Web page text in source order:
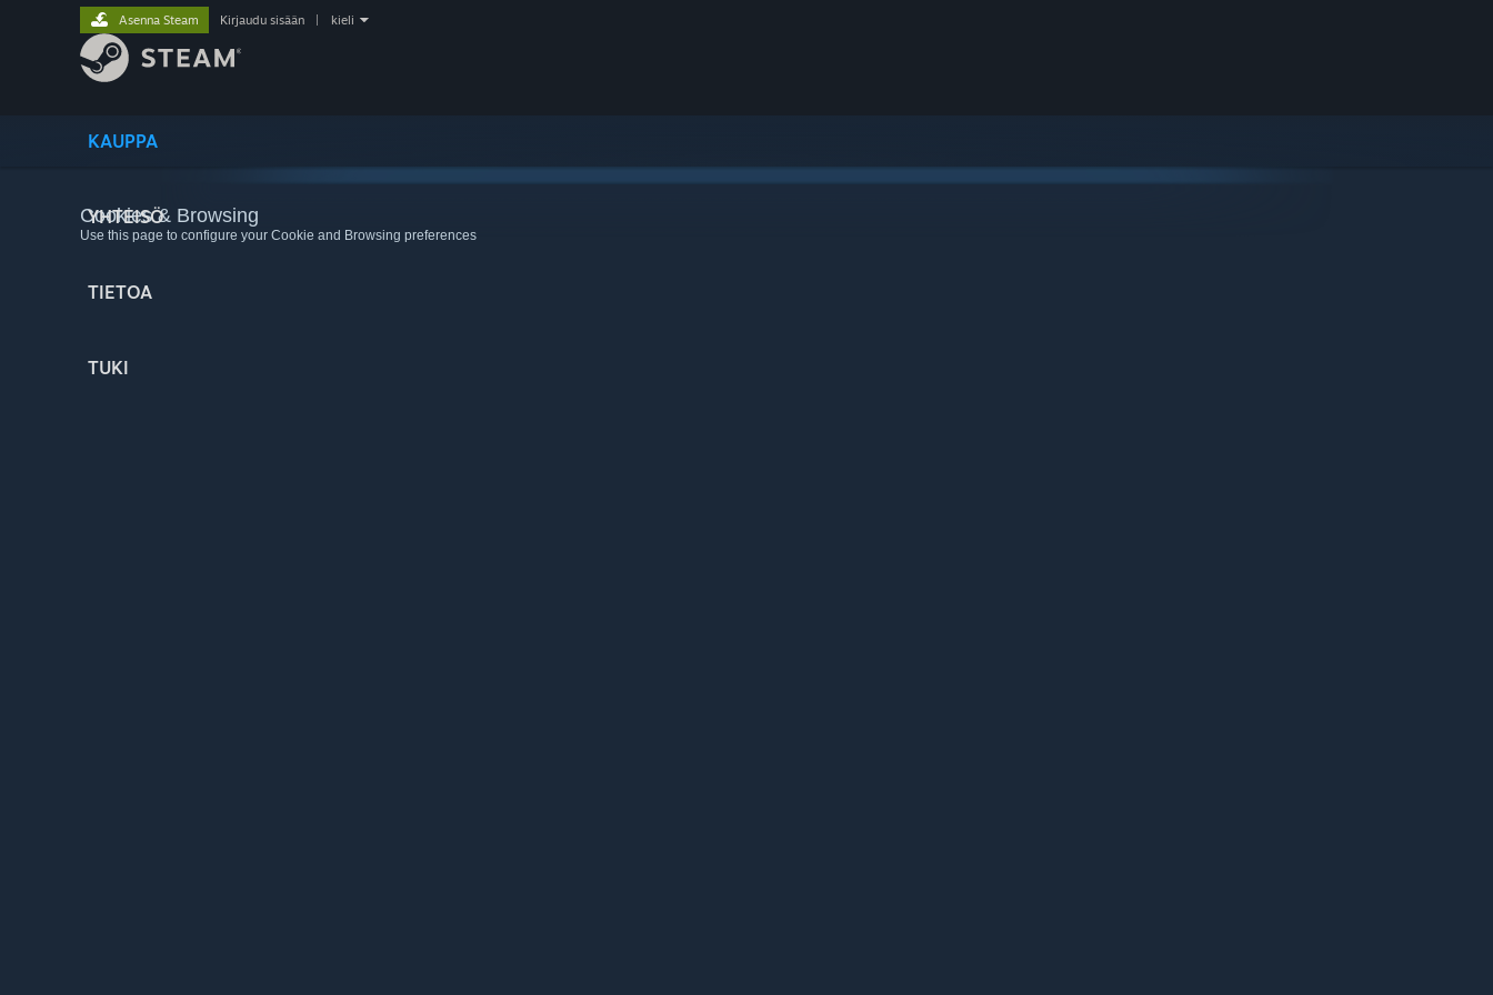
KAUPPA
YHTEISÖ
TIETOA
TUKI
Asenna Steam Kirjaudu sisään kieli
Cookies & Browsing
Use this page to configure your Cookie and Browsing preferences